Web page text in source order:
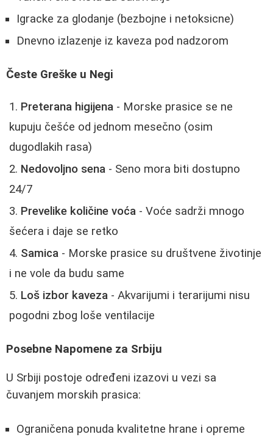
Igracke za glodanje (bezbojne i netoksicne)
Dnevno izlazenje iz kaveza pod nadzorom
Česte Greške u Negi
Preterana higijena - Morske prasice se ne
kupuju češće od jednom mesečno (osim
dugodlakih rasa)
Nedovoljno sena - Seno mora biti dostupno
24/7
Prevelike količine voća - Voće sadrži mnogo
šećera i daje se retko
Samica - Morske prasice su društvene životinje
i ne vole da budu same
Loš izbor kaveza - Akvarijumi i terarijumi nisu
pogodni zbog loše ventilacije
Posebne Napomene za Srbiju
U Srbiji postoje određeni izazovi u vezi sa
čuvanjem morskih prasica:
Ograničena ponuda kvalitetne hrane i opreme